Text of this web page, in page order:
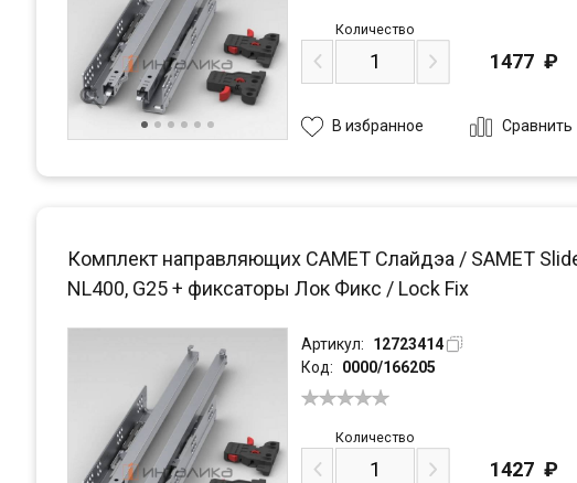
Количество
1477 ₽
В избранное Сравнить
Комплект направляющих САМЕТ Слайдэа / SAMET
NL400, G25 + фиксаторы Лок Фикс / Lock Fix
Артикул:
12723414
Код:
0000/166205
Количество
1427 ₽